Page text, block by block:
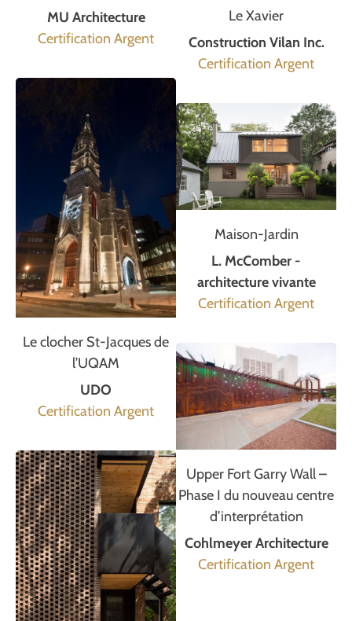
MU Architecture
Certification Argent
Le clocher St-Jacques de
l’UQAM
UDO
Certification Argent
Le Xavier
Construction Vilan Inc.
Certification Argent
Maison-Jardin
L. McComber -
architecture vivante
Certification Argent
Upper Fort Garry Wall –
Phase I du nouveau centre
d’interprétation
Cohlmeyer Architecture
Certification Argent